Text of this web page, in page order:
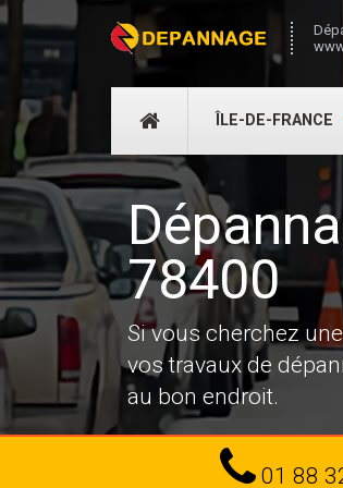
DÉPANNAGE
ÎLE-DE-FRANCE
78400
Si vous cherchez
vos travaux de
au bon endroit.
Tel
01 88